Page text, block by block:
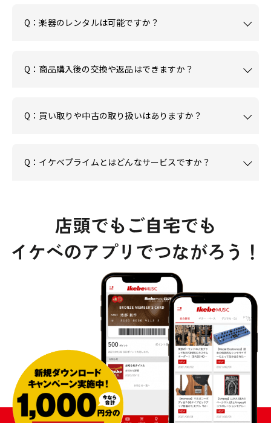
Q：楽器のレンタルは可能ですか？
Q：商品購入後の交換や返品はできますか？
Q：買い取りや中古の取り扱いはありますか？
Q：イケベプライムとはどんなサービスですか？